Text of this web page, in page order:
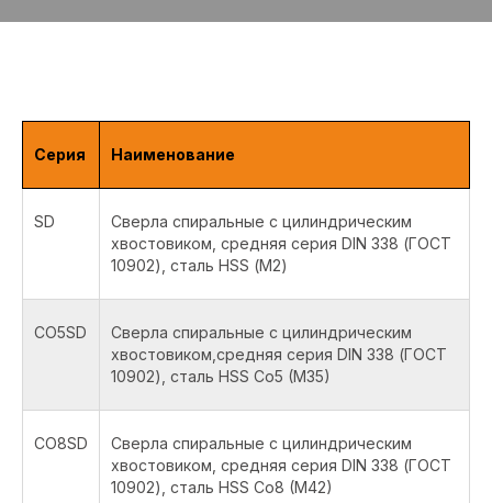
Серия Наименование
SD
Сверла спиральные с цилиндрическим
хвостовиком, средняя серия DIN 338 (ГОСТ
10902), сталь HSS (М2)
CO5SD
Сверла спиральные с цилиндрическим
хвостовиком,средняя серия DIN 338 (ГОСТ
10902), сталь HSS Co5 (M35)
CO8SD
Сверла спиральные с цилиндрическим
хвостовиком, средняя серия DIN 338 (ГОСТ
10902), сталь HSS Co8 (M42)